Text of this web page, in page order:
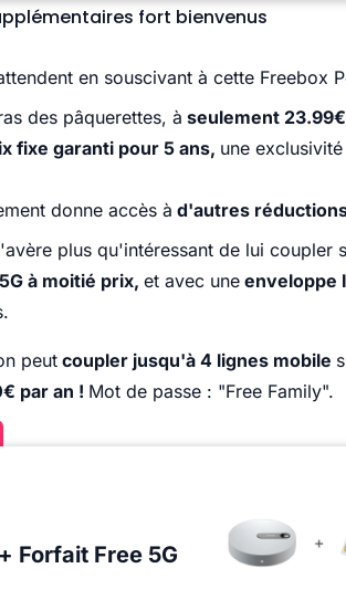
fort bienvenus
en souscivant à cette Freebox
des pâquerettes, à seulement
fixe garanti pour 5 ans, une
donne accès à d'autres
plus qu'intéressant de lui
à moitié prix, et avec une enveloppe
peutcoupler jusqu'à 4 lignes mobile
par an ! Mot de passe : "Free Family".
Forfait Free 5G